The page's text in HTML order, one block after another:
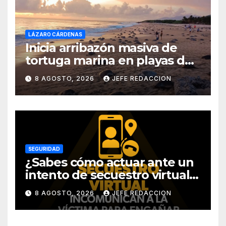
LÁZARO CÁRDENAS
Inicia arribazón masiva de
tortuga marina en playas de
Michoacán
8 AGOSTO, 2026 JEFE REDACCION
SEGURIDAD
¿Sabes cómo actuar ante un
intento de secuestro virtual?
La SSP te guía para evitarlo
8 AGOSTO, 2026 JEFE REDACCION